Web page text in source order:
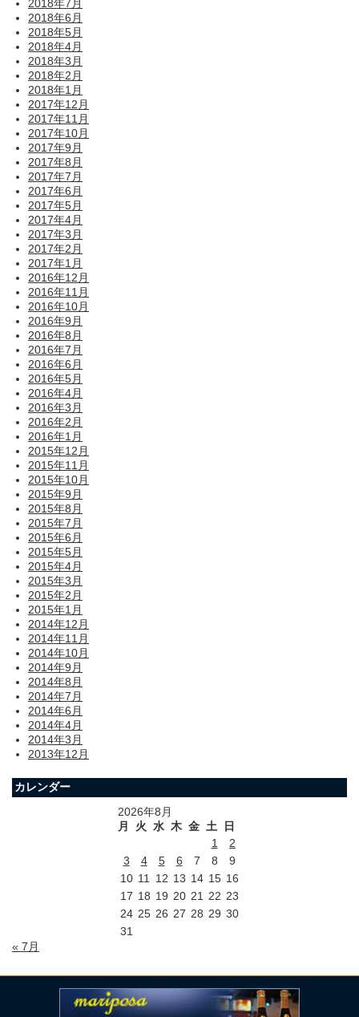
2018年7月
2018年6月
2018年5月
2018年4月
2018年3月
2018年2月
2018年1月
2017年12月
2017年11月
2017年10月
2017年9月
2017年8月
2017年7月
2017年6月
2017年5月
2017年4月
2017年3月
2017年2月
2017年1月
2016年12月
2016年11月
2016年10月
2016年9月
2016年8月
2016年7月
2016年6月
2016年5月
2016年4月
2016年3月
2016年2月
2016年1月
2015年12月
2015年11月
2015年10月
2015年9月
2015年8月
2015年7月
2015年6月
2015年5月
2015年4月
2015年3月
2015年2月
2015年1月
2014年12月
2014年11月
2014年10月
2014年9月
2014年8月
2014年7月
2014年6月
2014年4月
2014年3月
2013年12月
カレンダー
2026年8月
月
火 水 木 金 土
日
1
2
3
4 5 6 7 8
9
10 11 12 13 14 15 16
17 18 19 20 21 22 23
24 25 26 27 28 29 30
31
« 7月